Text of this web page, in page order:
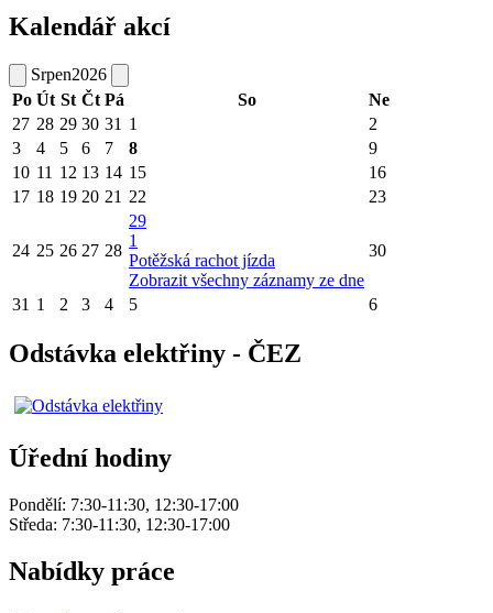
Kalendář akcí
Srpen2026
Po Út St Čt Pá So
Ne
27 28 29 30 31 1
2
3
4 5 6 7 8
9
10 11 12 13 14 15
16
17 18 19 20 21 22 23
24 25 26 27 28
29
1
Potěžská rachot jízda
Zobrazit všechny záznamy ze dne
30
31 1 2 3 4 5 6
Odstávka elektřiny - ČEZ
Úřední hodiny
Pondělí: 7:30-11:30, 12:30-17:00
Středa: 7:30-11:30, 12:30-17:00
Nabídky práce